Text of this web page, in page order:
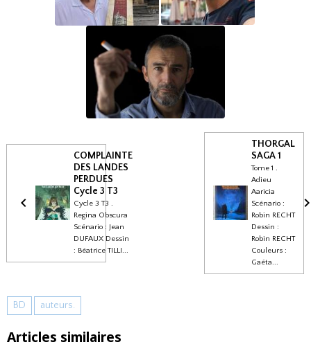
COMPLAINTE
DES LANDES
PERDUES
Cycle 3 T3
Cycle 3 T3 .
Regina Obscura
Scénario : Jean
DUFAUX Dessin
: Béatrice TILLI...
THORGAL
SAGA 1
Tome 1 .
Adieu
Aaricia
Scénario :
Robin RECHT
Dessin :
Robin RECHT
Couleurs :
Gaéta...
BD auteurs.
Articles similaires